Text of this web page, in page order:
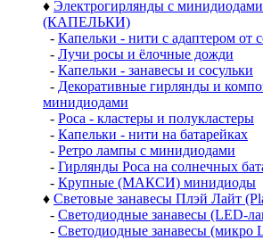
♦ Электрогирлянды с
(КАПЕЛЬКИ)
- Капельки - нити с адаптером от
- Лучи росы и ёлочные дожди
- Капельки - занавесы и сосульки
- Декоративные гирлянды и
минидиодами
- Роса - кластеры и полукластеры
- Капельки - нити на батарейках
- Ретро лампы с минидиодами
- Гирлянды Роса на солнечных
- Крупные (МАКСИ) минидиоды
♦ Световые занавесы Плэй Лайт
- Светодиодные занавесы (LED-
- Светодиодные занавесы (микро